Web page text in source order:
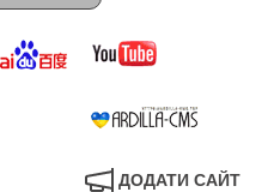
ДОДАТИ САЙТ